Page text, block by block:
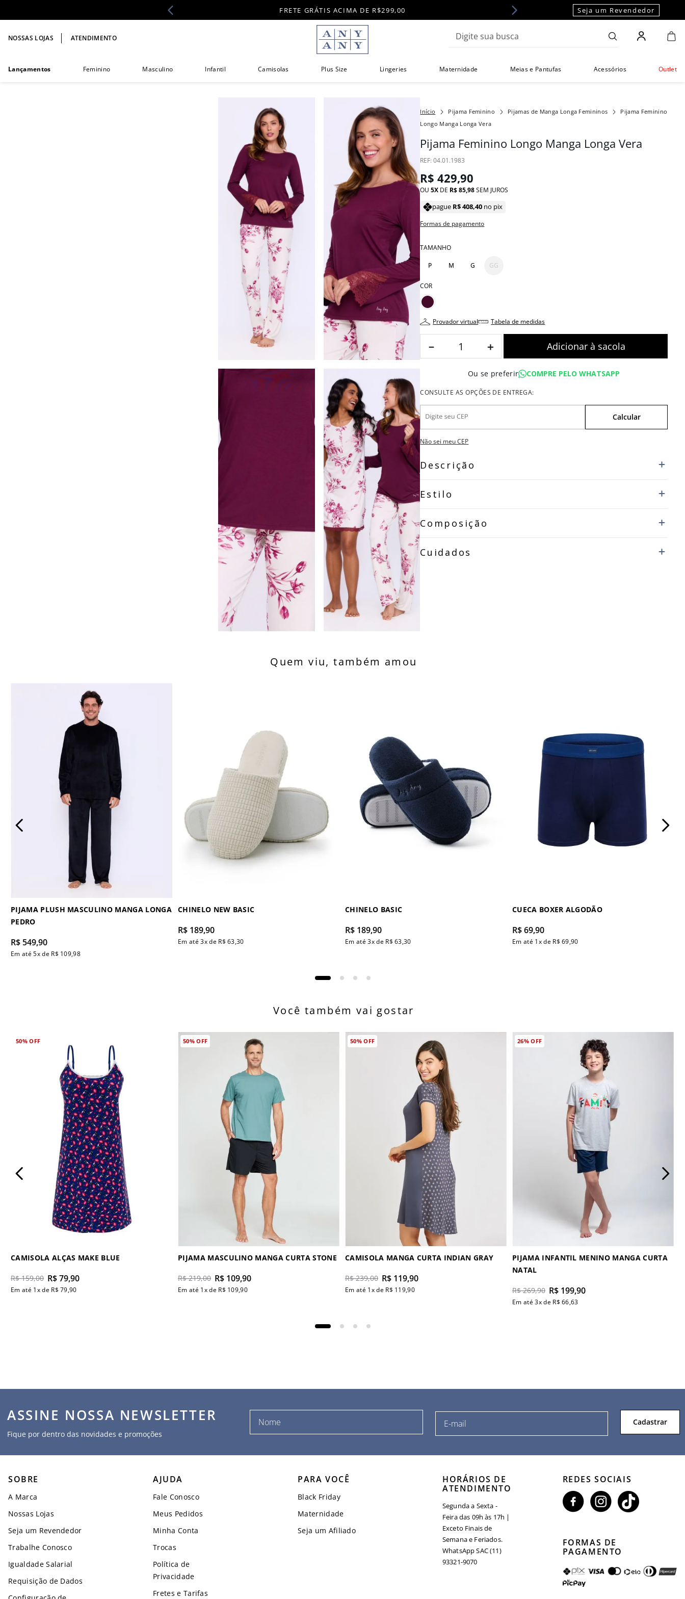
FRETE GRÁTIS ACIMA DE R$299,00 Seja um Revendedor
NOSSAS LOJAS ATENDIMENTO
Lançamentos Feminino Masculino Infantil Camisolas Plus Size Lingeries Maternidade Meias e Pantufas Acessórios Outlet
Pijama Feminino Pijamas de Manga Longa Femininos
Pijama Feminino
Longo Manga Longa Vera
Pijama Feminino Longo Manga Longa Vera
:04.01.1983
R$ 429,90
OU5 DE R$85,98SEM JUROS
pague R$408,40 no pix
Formas de pagamento
TAMANHO
P M G GG
COR
provador virtual tabela de medidas
＋
－
Ou se preferir COMPRE PELO WHATSAPP
Não sei meu CEP
Descrição
Estilo
Composição
Cuidados
Quem viu, também amou
PIJAMA PLUSH MASCULINO MANGA LONGA
PEDRO
R$549,90
Em até5x de R$ 109,98
CHINELO NEW BASIC
R$ 189,90
Em até3x de R$ 63,30
CHINELO BASIC
R$ 189,90
Em até3x de R$ 63,30
CUECA BOXER ALGODÃO
R$69,90
Em até 1x de R$ 69,90
Você também vai gostar
50%OFF
CAMISOLA ALÇAS MAKE BLUE
R$ 159,00 R$79,90
Em até 1x de R$ 79,90
50%OFF
PIJAMA MASCULINO MANGA CURTA STONE
R$ 219,00 R$ 109,90
Em até 1x de R$ 109,90
50%OFF
CAMISOLA MANGA CURTA INDIAN GRAY
R$ 239,00 R$ 119,90
Em até 1x de R$ 119,90
26%OFF
PIJAMA INFANTIL MENINO MANGA CURTA
NATAL
R$ 269,90 R$ 199,90
Em até3x de R$ 66,63
ASSINE NOSSA NEWSLETTER
Fique por dentro das novidades e promoções
Cadastrar
SOBRE
A Marca
Nossas Lojas
Seja um Revendedor
Trabalhe Conosco
Igualdade Salarial
Requisição de Dados
AJUDA
Fale Conosco
Meus Pedidos
Minha Conta
Trocas
Política de
Privacidade
Fretes e Tarifas
PARA VOCÊ
Black Friday
Maternidade
Seja um Afiliado
HORÁRIOS DE
ATENDIMENTO
Segunda a Sexta -
Feira das 09h às 17h |
Exceto Finais de
Semana e Feriados.
WhatsApp SAC (11)
93321-9070
REDES SOCIAIS
FORMAS DE
PAGAMENTO